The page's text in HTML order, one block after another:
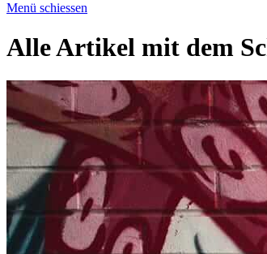
Menü schiessen
Alle Artikel mit dem